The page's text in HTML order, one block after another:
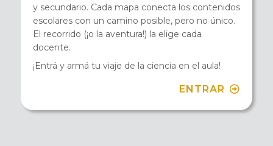
y secundario. Cada mapa conecta los contenidos
escolares con un camino posible, pero no único.
El recorrido (¡o la aventura!) la elige cada
docente.
¡Entrá y armá tu viaje de la ciencia en el aula!
ENTRAR